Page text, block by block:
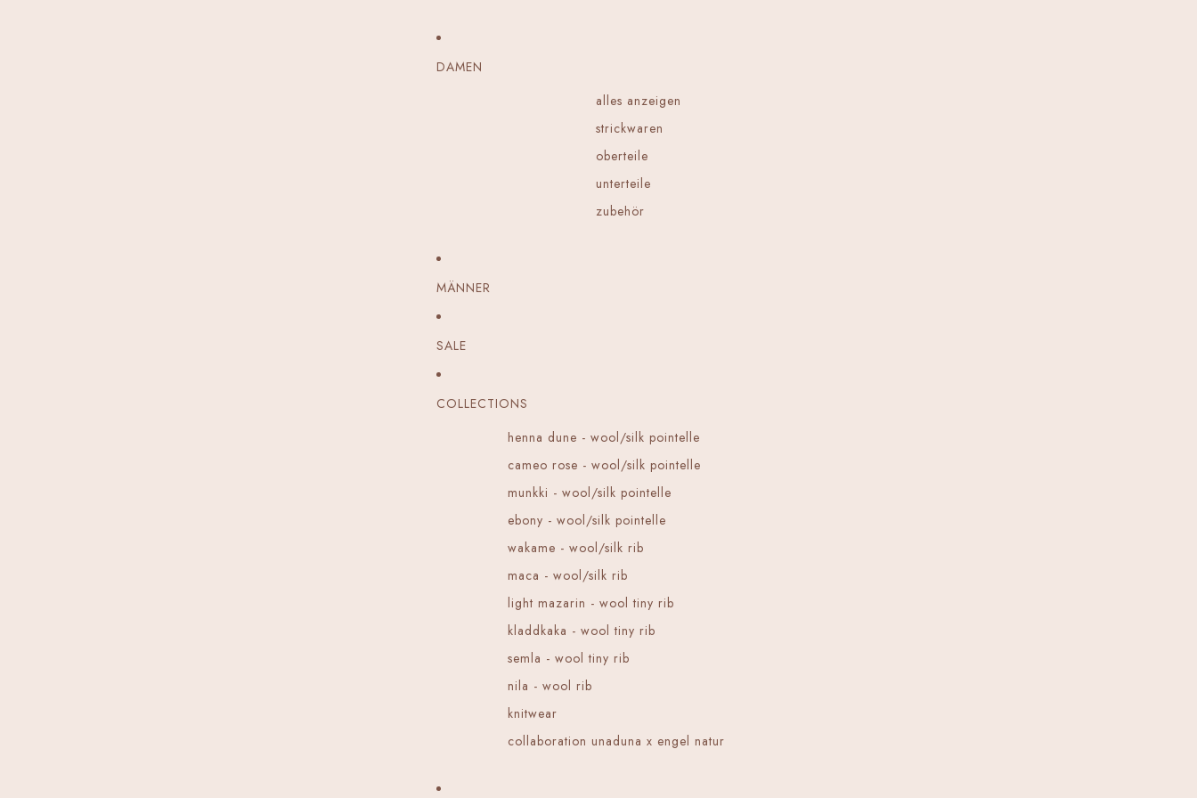
DAMEN
alles anzeigen
strickwaren
oberteile
unterteile
zubehör
MÄNNER
SALE
COLLECTIONS
henna dune - wool/silk pointelle
cameo rose - wool/silk pointelle
munkki - wool/silk pointelle
ebony - wool/silk pointelle
wakame - wool/silk rib
maca - wool/silk rib
light mazarin - wool tiny rib
kladdkaka - wool tiny rib
semla - wool tiny rib
nila - wool rib
knitwear
collaboration unaduna x engel natur